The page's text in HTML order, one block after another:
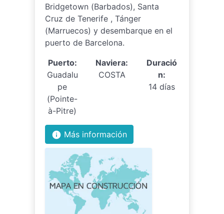
Bridgetown (Barbados), Santa
Cruz de Tenerife , Tánger
(Marruecos) y desembarque en el
puerto de Barcelona.
Puerto:
Guadalu
pe
(Pointe-
à-Pitre)
Naviera:
COSTA
Duració
n:
14 días
info Más información